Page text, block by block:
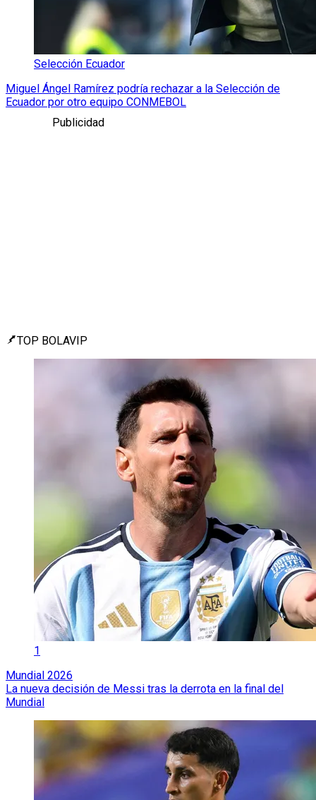
Selección Ecuador
Miguel Ángel Ramírez podría rechazar a la Selección de
Ecuador por otro equipo CONMEBOL
Publicidad
TOP BOLAVIP
1
Mundial 2026
La nueva decisión de Messi tras la derrota en la final del
Mundial